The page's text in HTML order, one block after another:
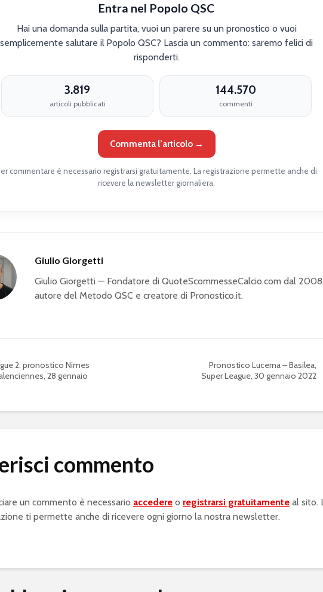
Entra nel Popolo QSC
Hai una domanda sulla partita, vuoi un parere su un pronostico o vuoi
semplicemente salutare il Popolo QSC? Lascia un commento: saremo felici di
risponderti.
3.819
articoli pubblicati
144.570
commenti
Commenta l’articolo →
commentare è necessario registrarsi gratuitamente. La registrazione permette anche di
ricevere la newsletter giornaliera.
Giulio Giorgetti
Giulio Giorgetti — Fondatore di QuoteScommesseCalcio.com dal 2008,
autore del Metodo QSC e creatore di Pronostico.it.
2: pronostico Nimes
28 gennaio
Pronostico Lucerna – Basilea,
Super League, 30 gennaio 2022
commento
un commento è necessario accedere o registrarsi gratuitamente al sito.
ti permette anche di ricevere ogni giorno la nostra newsletter.